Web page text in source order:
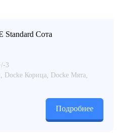
Standard Сота
3
Docke Корица, Docke Мята,
Подробнее